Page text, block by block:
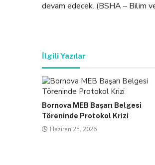
devam edecek. (BSHA – Bilim
İlgili Yazılar
Bornova MEB Başarı Belgesi
Töreninde Protokol Krizi
Haziran 25, 2026